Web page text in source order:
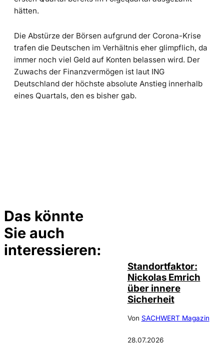
hätten.
Die Abstürze der Börsen aufgrund der Corona-Krise
trafen die Deutschen im Verhältnis eher glimpflich, da
immer noch viel Geld auf Konten belassen wird. Der
Zuwachs der Finanzvermögen ist laut ING
Deutschland der höchste absolute Anstieg innerhalb
eines Quartals, den es bisher gab.
Das könnte
Sie auch
interessieren:
Standortfaktor:
Nickolas Emrich
über innere
Sicherheit
Von SACHWERT Magazin
28.07.2026